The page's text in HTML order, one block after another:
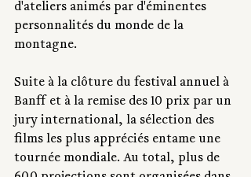
d'ateliers animés par d'éminentes
personnalités du monde de la
montagne.
Suite à la clôture du festival annuel à
Banff et à la remise des 10 prix par un
jury international, la sélection des
films les plus appréciés entame une
tournée mondiale. Au total, plus de